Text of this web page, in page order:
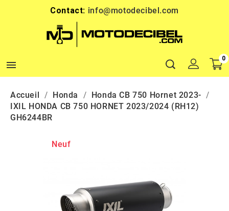
Contact: info@motodecibel.com

0
Accueil Honda
Honda CB 750 Hornet 2023-
IXIL HONDA CB 750 HORNET 2023/2024 (RH12)
GH6244BR
Neuf